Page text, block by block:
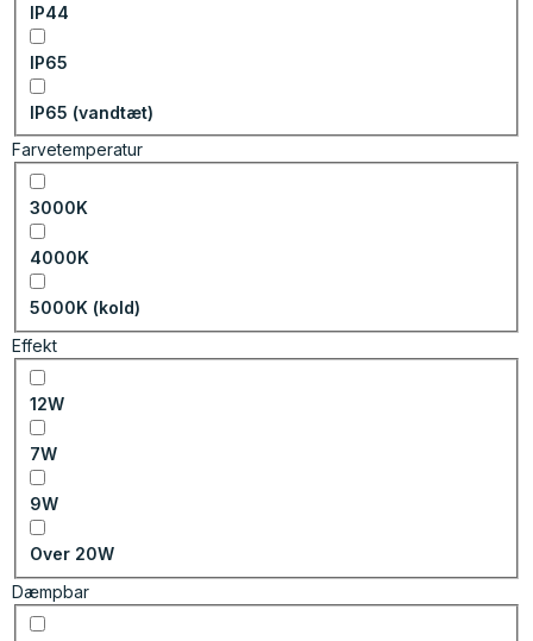
IP44
IP65
IP65 (vandtæt)
Farvetemperatur
3000K
4000K
5000K (kold)
Effekt
12W
7W
9W
Over 20W
Dæmpbar